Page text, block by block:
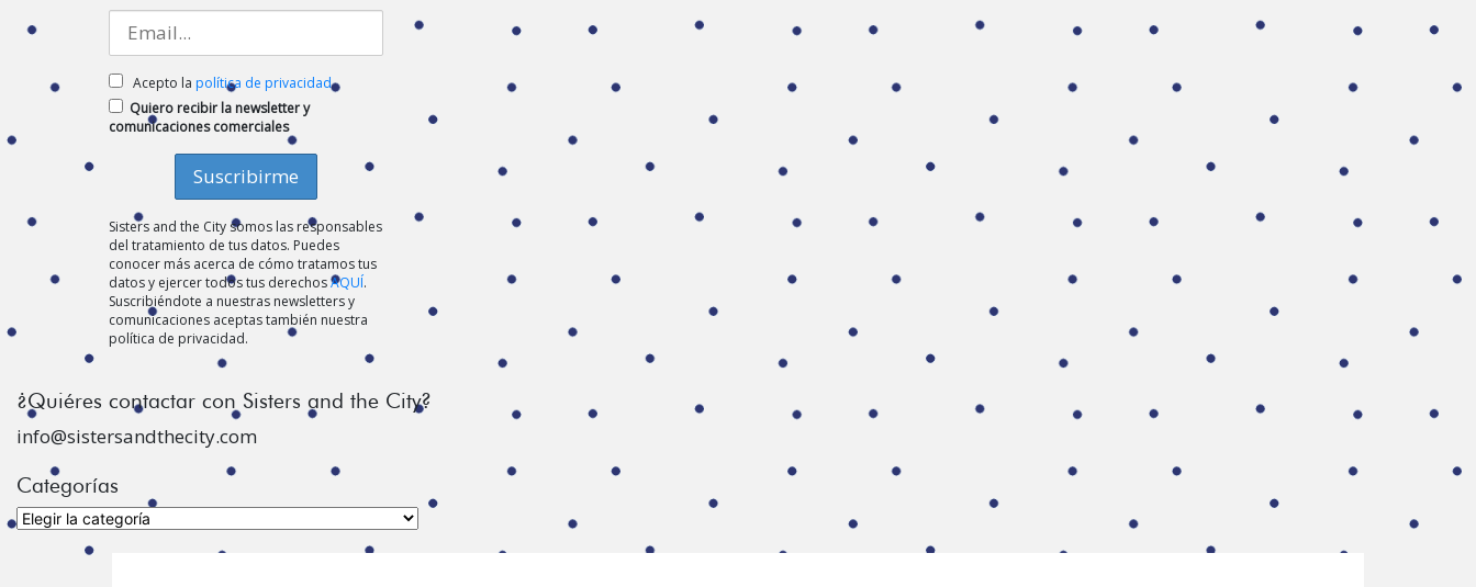
Acepto la política de privacidad
Quiero recibir la newsletter y
comunicaciones comerciales
Sisters and the City somos las responsables
del tratamiento de tus datos. Puedes
conocer más acerca de cómo tratamos tus
datos y ejercer todos tus derechosAQUÍ.
Suscribiéndote a nuestras newsletters y
comunicaciones aceptas también nuestra
política de privacidad.
¿Quiéres contactar con Sisters and the City?
info@sistersandthecity.com
Categorías
Categorías